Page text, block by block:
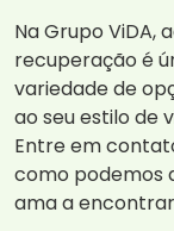
Na Grupo ViDA,
recuperação é
variedade de
ao seu estilo de
Entre em
como podemos
ama a